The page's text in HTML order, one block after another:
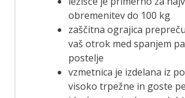
obremenitev do 100 kg
zaščitna ograjica
vaš otrok med spanjem
postelje
vzmetnica je izdelana iz
visoko trpežne in goste